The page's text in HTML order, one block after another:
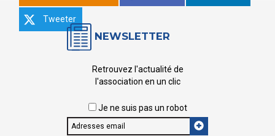
Tweeter
NEWSLETTER
Retrouvez l'actualité de
l'association en un clic
Je ne suis pas un robot